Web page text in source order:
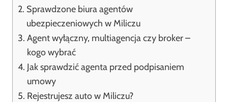
Sprawdzone biura agentów
ubezpieczeniowych w Miliczu
Agent wyłączny, multiagencja czy broker –
kogo wybrać
Jak sprawdzić agenta przed podpisaniem
umowy
Rejestrujesz auto w Miliczu?